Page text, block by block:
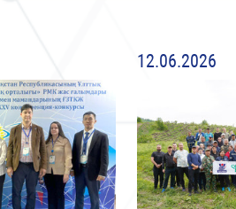
12.06.2026